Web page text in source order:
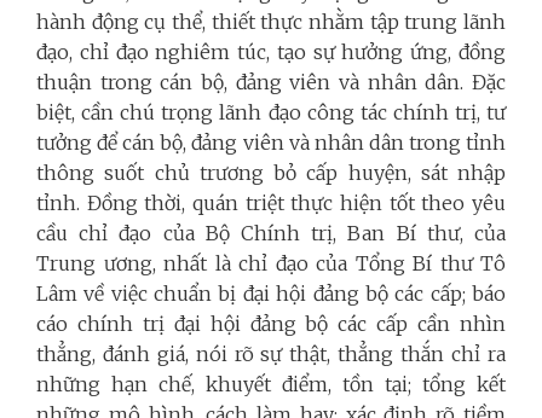
hành động cụ thể, thiết thực nhằm tập trung lãnh
đạo, chỉ đạo nghiêm túc, tạo sự hưởng ứng, đồng
thuận trong cán bộ, đảng viên và nhân dân. Đặc
biệt, cần chú trọng lãnh đạo công tác chính trị, tư
tưởng để cán bộ, đảng viên và nhân dân trong tỉnh
thông suốt chủ trương bỏ cấp huyện, sát nhập
tỉnh. Đồng thời, quán triệt thực hiện tốt theo yêu
cầu chỉ đạo của Bộ Chính trị, Ban Bí thư, của
Trung ương, nhất là chỉ đạo của Tổng Bí thư Tô
Lâm về việc chuẩn bị đại hội đảng bộ các cấp; báo
cáo chính trị đại hội đảng bộ các cấp cần nhìn
thẳng, đánh giá, nói rõ sự thật, thẳng thắn chỉ ra
những hạn chế, khuyết điểm, tồn tại; tổng kết